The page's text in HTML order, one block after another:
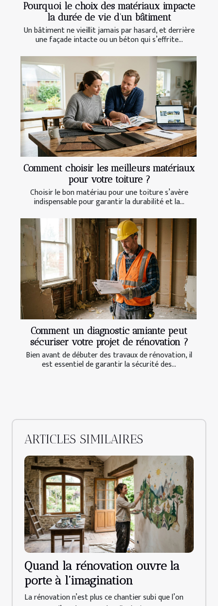
Pourquoi le choix des matériaux impacte
la durée de vie d’un bâtiment
Un bâtiment ne vieillit jamais par hasard, et derrière
une façade intacte ou un béton qui s’effrite...
Comment choisir les meilleurs matériaux
pour votre toiture ?
Choisir le bon matériau pour une toiture s’avère
indispensable pour garantir la durabilité et la...
Comment un diagnostic amiante peut
sécuriser votre projet de rénovation ?
Bien avant de débuter des travaux de rénovation, il
est essentiel de garantir la sécurité des...
ARTICLES SIMILAIRES
Quand la rénovation ouvre la
porte à l’imagination
La rénovation n’est plus ce chantier subi que l’on